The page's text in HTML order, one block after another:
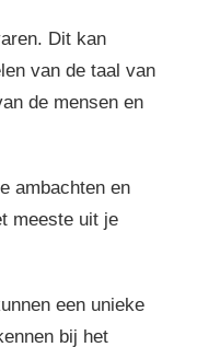
Dit kan
van de taal van
de mensen en
ambachten en
meeste uit je
een unieke
bij het